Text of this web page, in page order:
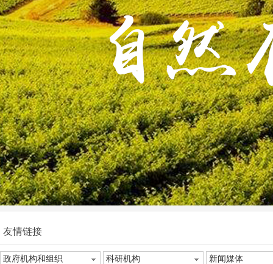
友情链接
政府机构和组织 科研机构 新闻媒体